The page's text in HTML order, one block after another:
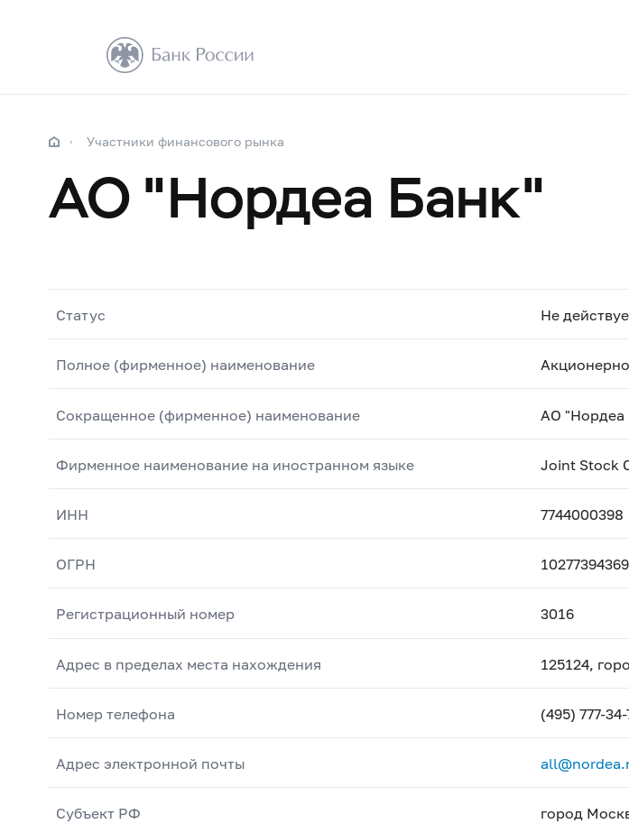
Участники финансового рынка
АО "Нордеа Банк"
Статус Не
Полное (фирменное) наименование
Сокращенное (фирменное) наименование АО "Нордеа
Фирменное наименование на иностранном языке Joint Stock
ИНН 7744000398
ОГРН
Регистрационный номер 3016
Адрес в пределах места нахождения 125124,
Номер телефона (495) 777-34-
Адрес электронной почты
Субъект РФ город